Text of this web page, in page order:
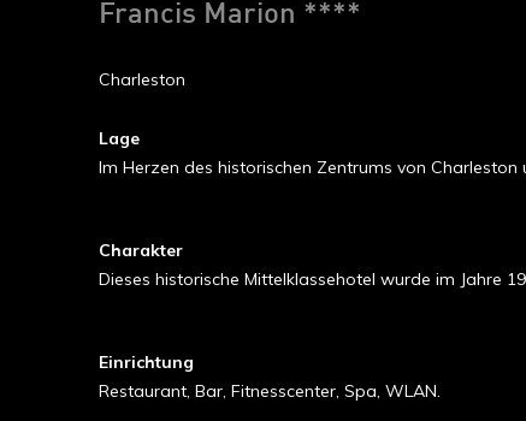
Francis Marion ****
Charleston
Lage
Im Herzen des historischen Zentrums von
Charakter
Dieses historische Mittelklassehotel wurde im Jahre
Einrichtung
Restaurant, Bar, Fitnesscenter, Spa, WLAN.